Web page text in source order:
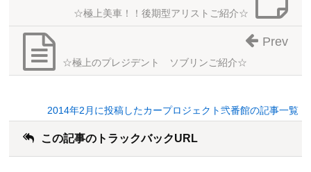
☆極上美車！！後期型アリストご紹介☆
☆極上のプレジデント ソブリンご紹介☆
Prev
2014年2月に投稿したカープロジェクト弐番館の記事一覧
この記事のトラックバックURL